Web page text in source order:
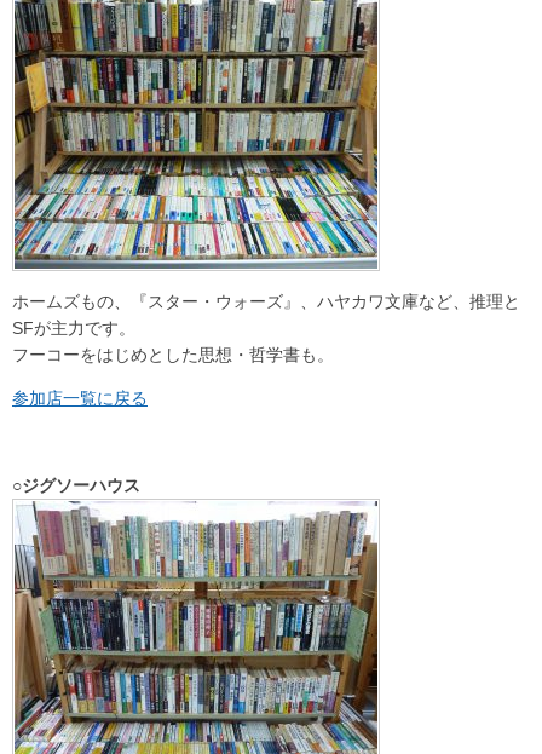
ホームズもの、『スター・ウォーズ』、ハヤカワ文庫など、推理と
SFが主力です。
フーコーをはじめとした思想・哲学書も。
参加店一覧に戻る
○ジグソーハウス